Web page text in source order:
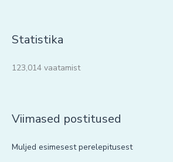
Statistika
123,014 vaatamist
Viimased postitused
Muljed esimesest perelepitusest